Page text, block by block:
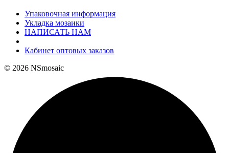
Упаковочная информация
Укладка мозаики
НАПИСАТЬ НАМ
Кабинет оптовых заказов
© 2026 NSmosaic